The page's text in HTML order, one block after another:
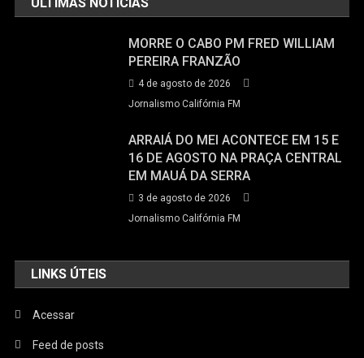
MORRE O CABO PM FRED WILLIAM
PEREIRA FRANZÃO
4 de agosto de 2026
Jornalismo Califórnia FM
ARRAIÁ DO MEI ACONTECE EM 15 E
16 DE AGOSTO NA PRAÇA CENTRAL
EM MAUÁ DA SERRA
3 de agosto de 2026
Jornalismo Califórnia FM
LINKS ÚTEIS
Acessar
Feed de posts